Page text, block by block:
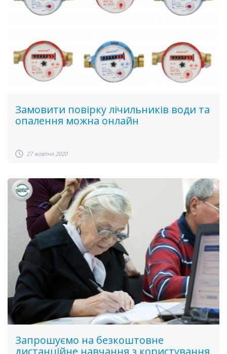
Замовити повірку лічильників води та
опалення можна онлайн
27 жовтня 2020
Запрошуємо на безкоштовне
дистанційне навчання з користування